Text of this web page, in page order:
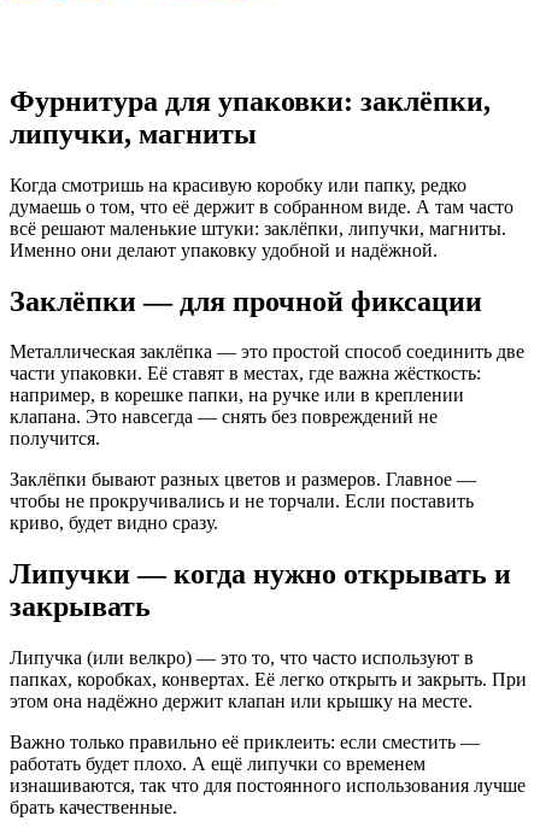
Фурнитура для упаковки: заклёпки,
липучки, магниты
Когда смотришь на красивую коробку или папку, редко
думаешь о том, что её держит в собранном виде. А там часто
всё решают маленькие штуки: заклёпки, липучки, магниты.
Именно они делают упаковку удобной и надёжной.
Заклёпки — для прочной фиксации
Металлическая заклёпка — это простой способ соединить две
части упаковки. Её ставят в местах, где важна жёсткость:
например, в корешке папки, на ручке или в креплении
клапана. Это навсегда — снять без повреждений не
получится.
Заклёпки бывают разных цветов и размеров. Главное —
чтобы не прокручивались и не торчали. Если поставить
криво, будет видно сразу.
Липучки — когда нужно открывать и
закрывать
Липучка (или велкро) — это то, что часто используют в
папках, коробках, конвертах. Её легко открыть и закрыть. При
этом она надёжно держит клапан или крышку на месте.
Важно только правильно её приклеить: если сместить —
работать будет плохо. А ещё липучки со временем
изнашиваются, так что для постоянного использования лучше
брать качественные.